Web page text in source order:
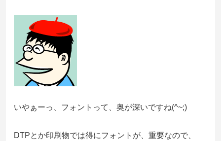
いやぁーっ、フォントって、奥が深いですね(^~;)
DTPとか印刷物では得にフォントが、重要なので、